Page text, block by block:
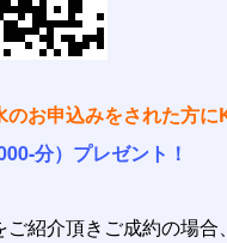
のお申込みをされた方に
分）プレゼント！
紹介頂きご成約の場合、